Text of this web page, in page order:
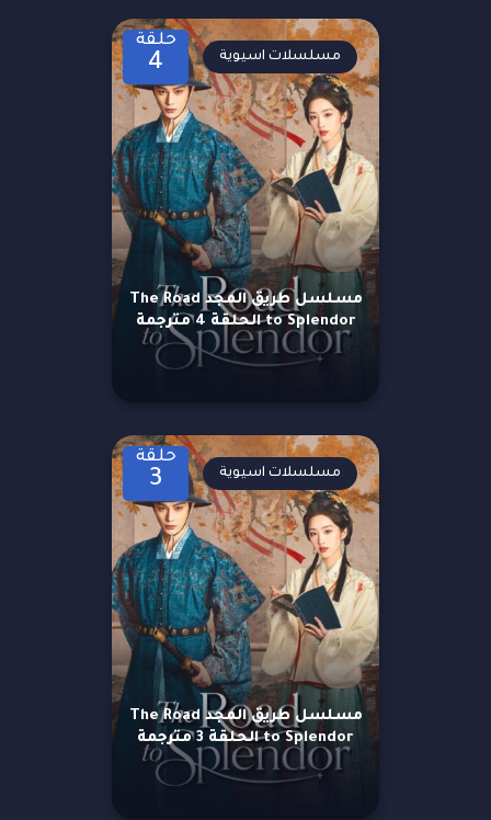
حلقة
4
مسلسل طريق المجد The Road
to Splendor الحلقة 4 مترجمة
مسلسلات اسيوية
حلقة
3
مسلسل طريق المجد The Road
to Splendor الحلقة 3 مترجمة
مسلسلات اسيوية